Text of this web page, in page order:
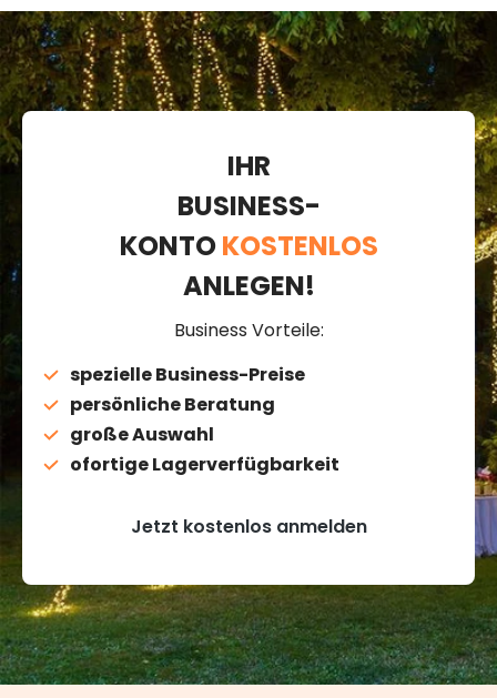
IHR
BUSINESS-
KONTOKOSTENLOS
ANLEGEN!
Business Vorteile:
spezielle Business-Preise
persönliche Beratung
große Auswahl
ofortige Lagerverfügbarkeit
Jetzt kostenlos anmelden